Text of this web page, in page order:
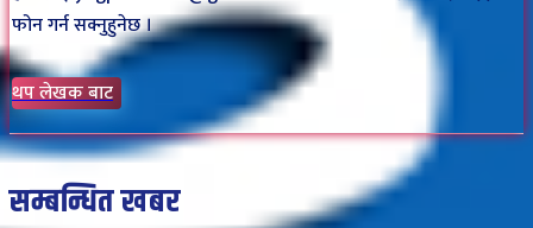
फोन गर्न सक्नुहुनेछ ।
थप लेखक बाट
सम्बन्धित खबर